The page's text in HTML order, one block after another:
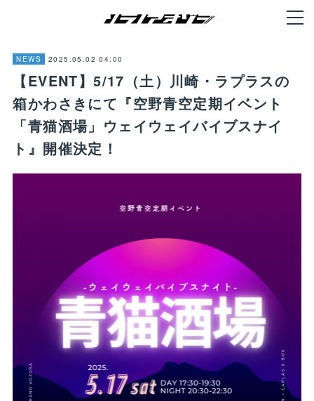
NEWS 2025.05.02 04:00
【EVENT】5/17（土）川崎・ラプラスの
箱かわさきにて『空野青空定期イベント
「青猫酒場」ウェイウェイバイブスナイ
ト』開催決定！